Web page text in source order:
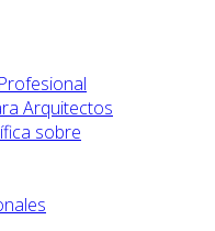
Arquitectos
sobre